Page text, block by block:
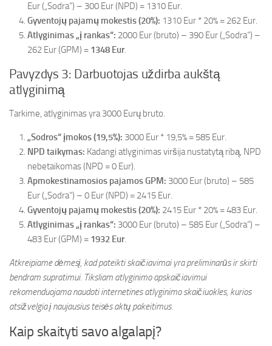
Eur („Sodra“) – 300 Eur (NPD) = 1310 Eur.
Gyventojų pajamų mokestis (20%): 1310 Eur * 20% = 262 Eur.
Atlyginimas „į rankas“: 2000 Eur (bruto) – 390 Eur („Sodra“) –
262 Eur (GPM) = 1348 Eur.
Pavyzdys 3: Darbuotojas uždirba aukštą
atlyginimą
Tarkime, atlyginimas yra 3000 Eurų bruto.
„Sodros“ įmokos (19,5%): 3000 Eur * 19,5% = 585 Eur.
NPD taikymas: Kadangi atlyginimas viršija nustatytą ribą, NPD
nebetaikomas (NPD = 0 Eur).
Apmokestinamosios pajamos GPM: 3000 Eur (bruto) – 585
Eur („Sodra“) – 0 Eur (NPD) = 2415 Eur.
Gyventojų pajamų mokestis (20%): 2415 Eur * 20% = 483 Eur.
Atlyginimas „į rankas“: 3000 Eur (bruto) – 585 Eur („Sodra“) –
483 Eur (GPM) = 1932 Eur.
Atkreipiame dėmesį, kad pateikti skaičiavimai yra preliminarūs ir skirti
bendram supratimui. Tiksliam atlyginimo apskaičiavimui
rekomenduojama naudoti internetines atlyginimo skaičiuokles, kurios
atsižvelgia į naujausius teisės aktų pakeitimus.
Kaip skaityti savo algalapį?